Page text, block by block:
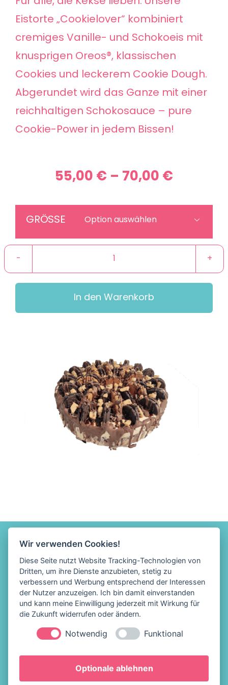
Eistorte „Cookielover“ kombiniert
cremiges Vanille- und Schokoeis mit
knusprigen Oreos®, klassischen
Cookies und leckerem Cookie Dough.
Abgerundet wird das Ganze mit einer
reichhaltigen Schokosauce – pure
Cookie-Power in jedem Bissen!
55,00€ – 70,00€
55,00 €
70,00 €
GRÖSSE 
Keksfreund
Menge
In den Warenkorb
Löffelhelden Eis &
Impressum
Datenschutz
Wir verwenden Cookies!
Diese Seite nutzt Website Tracking-Technologien von
Dritten, um ihre Dienste anzubieten, stetig zu
verbessern und Werbung entsprechend der Interessen
der Nutzer anzuzeigen. Ich bin damit einverstanden
und kann meine Einwilligung jederzeit mit Wirkung für
die Zukunft widerrufen oder ändern.
Notwendig Funktional
Optionale ablehnen